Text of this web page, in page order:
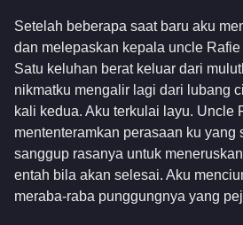
Setelah beberapa saat baru aku
dan melepaskan kepala uncle
Satu keluhan berat keluar dari
nikmatku mengalir lagi dari lubang
kali kedua. Aku terkulai layu. Uncle
mententeramkan perasaan ku yang
sanggup rasanya untuk
entah bila akan selesai. Aku
meraba-raba punggungnya yang